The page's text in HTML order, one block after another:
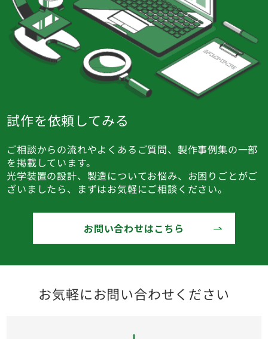
試作を依頼してみる
ご相談からの流れやよくあるご質問、製作事例集の一部
を掲載しています。
光学装置の設計、製造についてお悩み、お困りごとがご
ざいましたら、まずはお気軽にご相談ください。
お問い合わせはこちら
お気軽にお問い合わせください